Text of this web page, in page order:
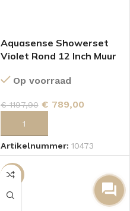
Aquasense Showerset
Violet Rond 12 Inch Muur
Op voorraad
€1197,90 € 789,00
Artikelnummer: 10473
SALE